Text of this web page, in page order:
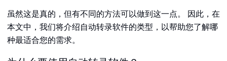
虽然这是真的，但有不同的方法可以做到这一点。 因此，在
本文中，我们将介绍自动转录软件的类型，以帮助您了解哪
种最适合您的需求。